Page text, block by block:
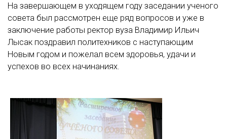
На завершающем в уходящем году заседании ученого
совета был рассмотрен еще ряд вопросов и уже в
заключение работы ректор вуза Владимир Ильич
Лысак поздравил политехников с наступающим
Новым годом и пожелал всем здоровья, удачи и
успехов во всех начинаниях.